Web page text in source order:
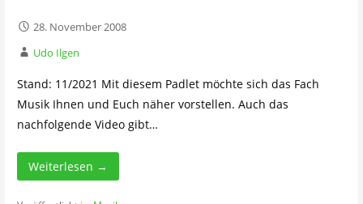
28. November 2008
Udo Ilgen
Stand: 11/2021 Mit diesem Padlet möchte sich das Fach
Musik Ihnen und Euch näher vorstellen. Auch das
nachfolgende Video gibt…
Weiterlesen →